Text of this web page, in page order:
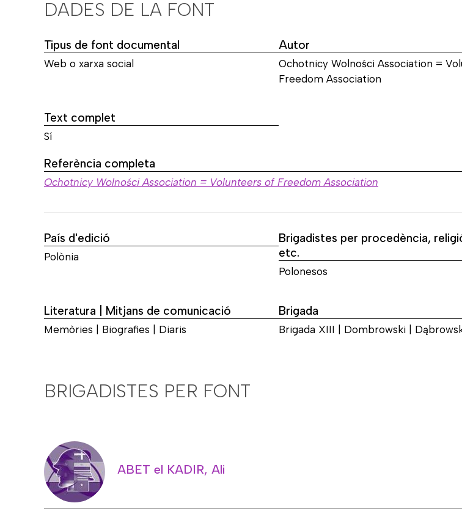
DADES DE LA FONT
Tipus de font documental
Web o xarxa social
Autor
Ochotnicy Wolności Association =
Freedom Association
Text complet
Sí
Referència completa
Ochotnicy Wolności Association = Volunteers of Freedom Association
País d'edició
Polònia
Brigadistes per procedència,
etc.
Polonesos
Literatura | Mitjans de comunicació
Memòries | Biografies | Diaris
Brigada
Brigada XIII | Dombrowski |
BRIGADISTES PER FONT
ABET el KADIR, Ali